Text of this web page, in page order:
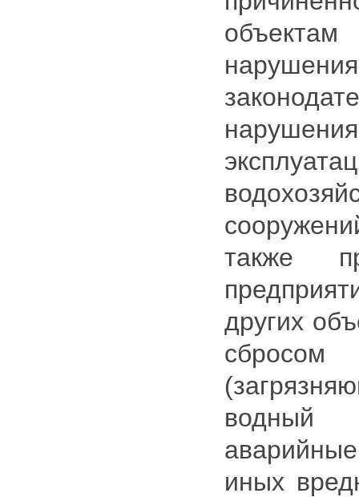
также
других
водный
иных